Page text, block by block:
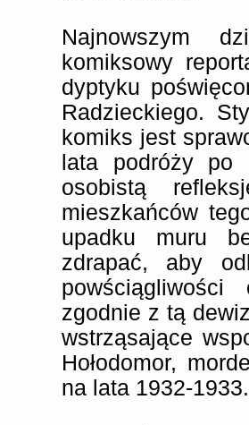
Najnowszym
komiksowy
dyptyku
Radzieckiego.
komiks jest
lata podróży po
osobistą
mieszkańców
upadku muru
zdrapać, aby
zgodnie z tą
wstrząsające
Hołodomor,
na lata 1932-1933.